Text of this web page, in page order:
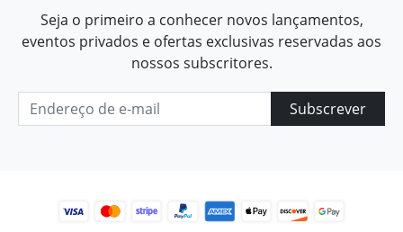
Seja o primeiro a conhecer novos lançamentos,
eventos privados e ofertas exclusivas reservadas aos
nossos subscritores.
Subscrever